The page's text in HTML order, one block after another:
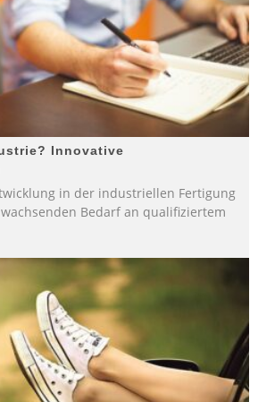
Innovative
in der industriellen Fertigung
Bedarf an qualifiziertem